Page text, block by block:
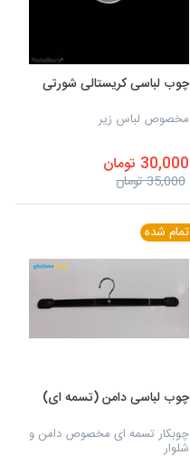
چوب لباسی کریستالی شورتی
مخصوص لباس زیر
30,000 تومان
35,000 تومان
تمام شده
چوب لباسی دامن (تسمه ای)
چوبکار تسمه ای مخصوص دامن و
شلوار